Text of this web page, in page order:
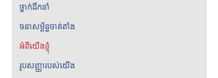
ថ្នាក់ដឹកនាំ
ចនាសម្ព័ន្ធចាត់តាំង
អំពីយើងខ្ញុំ
រូបសញ្ញារបស់យើង